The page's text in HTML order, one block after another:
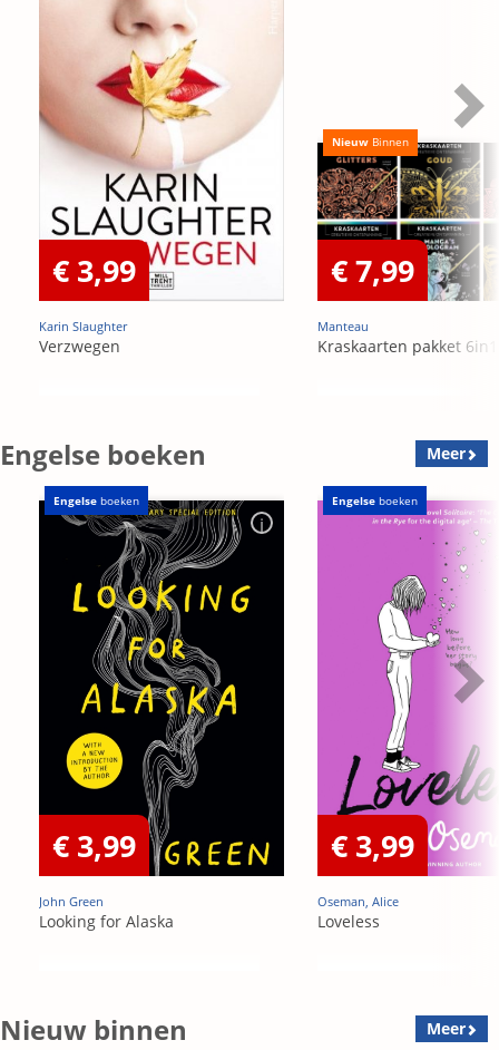
€ 3,99
Karin Slaughter
Verzwegen
Nieuw Binnen
€ 7,99
Manteau
Kraskaarten pakket 6in1
Engelse boeken Meer
Engelse boeken
€ 3,99
John Green
Looking for Alaska
Engelse boeken
€ 3,99
Oseman, Alice
Loveless
Nieuw binnen Meer